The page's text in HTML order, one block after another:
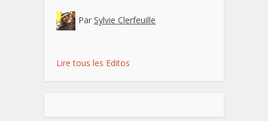
Par Sylvie Clerfeuille
Lire tous les Editos